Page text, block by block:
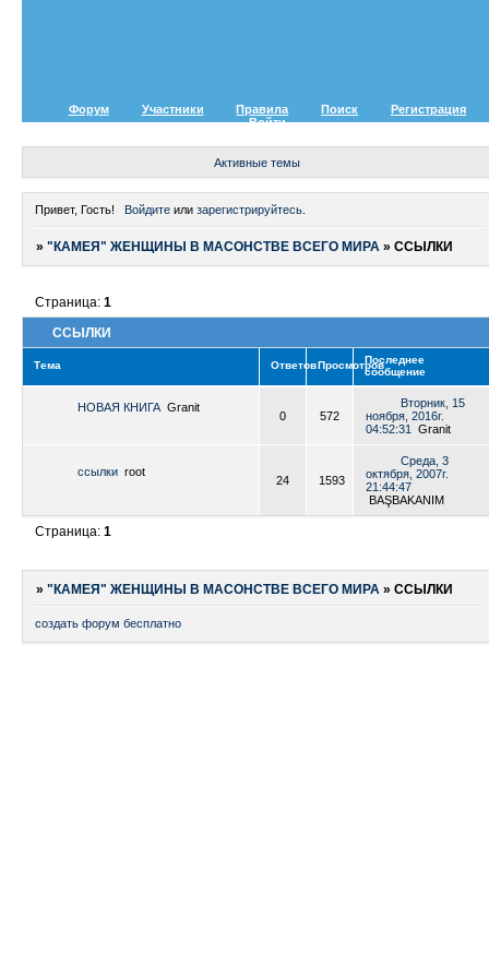
Форум Участники Правила Поиск
Регистрация
Войти
Активные темы
Привет, Гость! Войдитеили зарегистрируйтесь.
»"КАМЕЯ" ЖЕНЩИНЫ В МАСОНСТВЕ ВСЕГО МИРА »ССЫЛКИ
ССЫЛКИ
Страница:1
Тема ОтветовПросмотровПоследнее
сообщение
НОВАЯ КНИГА Granit
0 572
Вторник, 15
ноября, 2016г.
04:52:31
Granit
ссылки root
24 1593
Среда, 3
октября, 2007г.
21:44:47
BAŞBAKANIM
Страница:1
»"КАМЕЯ" ЖЕНЩИНЫ В МАСОНСТВЕ ВСЕГО МИРА »ССЫЛКИ
создать форум бесплатно